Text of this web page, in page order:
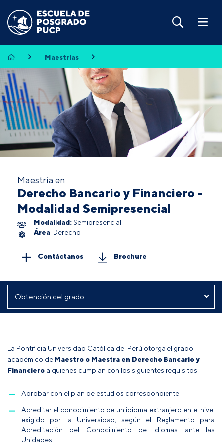
Maestrías
Maestría en
Derecho Bancario y Financiero -
Modalidad Semipresencial
Modalidad: Semipresencial
Área: Derecho
Contáctanos Brochure
La Pontificia Universidad Católica del Perú otorga el grado
académico de Maestro o Maestra en Derecho Bancario y
Financiero a quienes cumplan con los siguientes requisitos:
Aprobar con el plan de estudios correspondiente.
Acreditar el conocimiento de un idioma extranjero en el nivel
exigido por la Universidad, según el Reglamento para
Acreditación del Conocimiento de Idiomas ante las
Unidades